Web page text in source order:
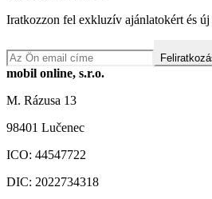
Iratkozzon fel exkluzív ajánlatokért és új
mobil online, s.r.o.
M. Rázusa 13
98401 Lučenec
ICO: 44547722
DIC: 2022734318